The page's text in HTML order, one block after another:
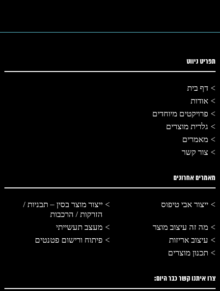
תפריט ניווט
דף בית
אודות
פרויקטים מיוחדים
גלרית מוצרים
מאמרים
צור קשר
מאמרים אחרונים
ייצור אבי טיפוס
ייצור מוצר בסין – תבניות /
הזרקות / הרכבות
מה זה עיצוב מוצר
מעצב תעשייתי
עיצוב אריזות
פיתוח ורישום פטנטים
תכנון מוצרים
צרו איתנו קשר כבר היום: